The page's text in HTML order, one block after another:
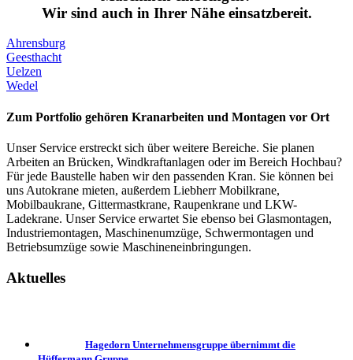
Wir sind auch in Ihrer Nähe einsatzbereit.
Ahrensburg
Geesthacht
Uelzen
Wedel
Zum Portfolio gehören Kranarbeiten und Montagen vor Ort
Unser Service erstreckt sich über weitere Bereiche. Sie planen
Arbeiten an Brücken, Windkraftanlagen oder im Bereich Hochbau?
Für jede Baustelle haben wir den passenden Kran. Sie können bei
uns Autokrane mieten, außerdem Liebherr Mobilkrane,
Mobilbaukrane, Gittermastkrane, Raupenkrane und LKW-
Ladekrane. Unser Service erwartet Sie ebenso bei Glasmontagen,
Industriemontagen, Maschinenumzüge, Schwermontagen und
Betriebsumzüge sowie Maschineneinbringungen.
Aktuelles
Hagedorn Unternehmensgruppe übernimmt die